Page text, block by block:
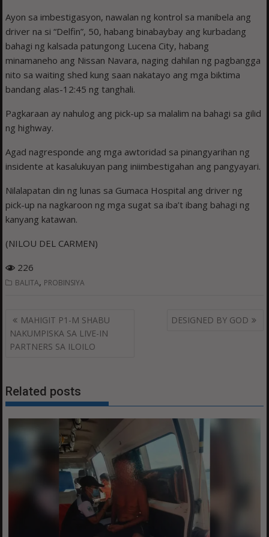
Ayon sa imbestigasyon, nawalan ng kontrol sa manibela ang
driver na si “Delfin”, 50, habang binabaybay ang kurbadang
bahagi ng kalsada patungong Lucena City, habang
minamaneho ang Nissan Navara, naging dahilan ng pagbangga
nito sa waiting shed kung saan nakatayo ang mga biktima
bandang alas-12:45 ng tanghali.
Pagkaraan ay nahulog ang pick-up sa malalim na bahagi sa gilid
ng highway.
Agad nagresponde ang mga awtoridad sa pinangyarihan ng
insidente at kasalukuyan pang iniimbestigahan ang pangyayari.
Nilalapatan din ng lunas sa Gumaca Hospital ang driver ng
pick-up na nagkaroon ng mga sugat sa iba’t ibang bahagi ng
kanyang katawan.
(NILOU DEL CARMEN)
226
BALITA, PROBINSIYA
Post
navigation
MAHIGIT P1-M SHABU
NAKUMPISKA SA LIVE-IN
PARTNERS SA ILOILO
DESIGNED BY GOD
Related posts